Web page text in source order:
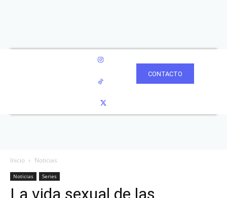
CONTACTO
Inicio Noticias
Noticias Series
La vida sexual de las